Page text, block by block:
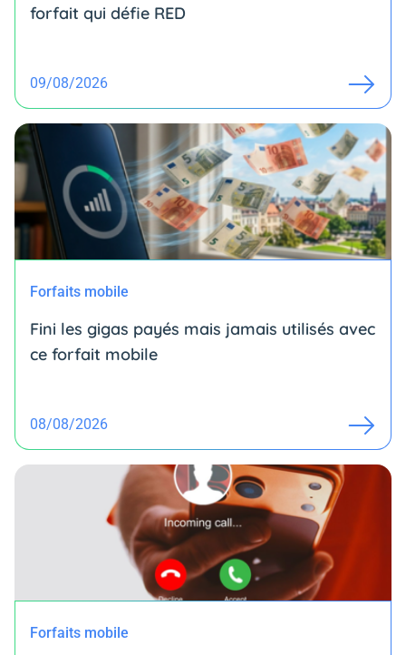
forfait qui défie RED
09/08/2026
Forfaits mobile
Fini les gigas payés mais jamais utilisés avec
ce forfait mobile
08/08/2026
Forfaits mobile